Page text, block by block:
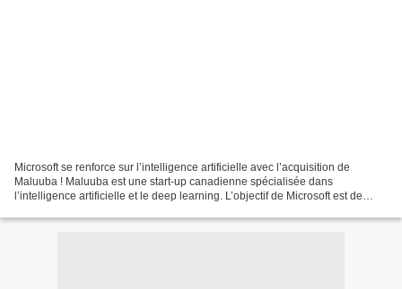
Microsoft se renforce sur l’intelligence artificielle avec l’acquisition de
Maluuba ! Maluuba est une start-up canadienne spécialisée dans
l’intelligence artificielle et le deep learning. L’objectif de Microsoft est de